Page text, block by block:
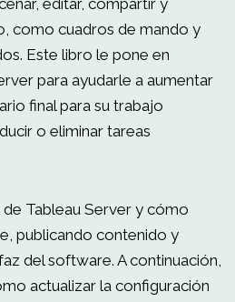
editar, compartir y
como cuadros de mando y
Este libro le pone en
para ayudarle a aumentar
final para su trabajo
o eliminar tareas
Tableau Server y cómo
publicando contenido y
del software. A continuación,
actualizar la configuración